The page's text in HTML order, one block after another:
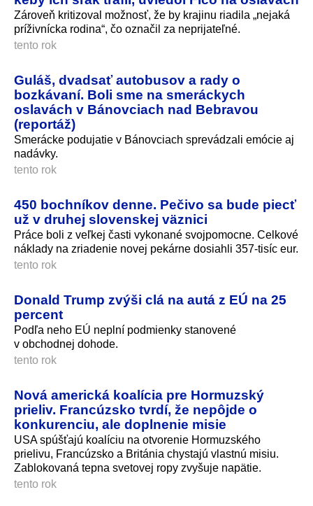
Zároveň kritizoval možnosť, že by krajinu riadila „nejaká
príživnícka rodina“, čo označil za neprijateľné.
tento rok
Guláš, dvadsať autobusov a rady o
bozkávaní. Boli sme na smeráckych
oslavách v Bánovciach nad Bebravou
(reportáž)
Smerácke podujatie v Bánovciach sprevádzali emócie aj
nadávky.
tento rok
450 bochníkov denne. Pečivo sa bude piecť
už v druhej slovenskej väznici
Práce boli z veľkej časti vykonané svojpomocne. Celkové
náklady na zriadenie novej pekárne dosiahli 357-tisíc eur.
tento rok
Donald Trump zvýši clá na autá z EÚ na 25
percent
Podľa neho EÚ neplní podmienky stanovené
v obchodnej dohode.
tento rok
Nová americká koalícia pre Hormuzský
prieliv. Francúzsko tvrdí, že nepôjde o
konkurenciu, ale doplnenie misie
USA spúšťajú koalíciu na otvorenie Hormuzského
prielivu, Francúzsko a Británia chystajú vlastnú misiu.
Zablokovaná tepna svetovej ropy zvyšuje napätie.
tento rok